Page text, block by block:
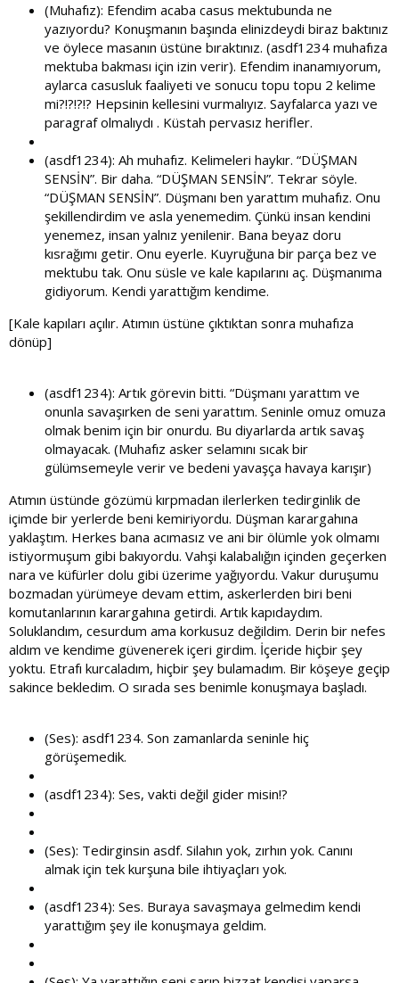
(Muhafız): Efendim acaba casus mektubunda ne
yazıyordu? Konuşmanın başında elinizdeydi biraz baktınız
ve öylece masanın üstüne bıraktınız. (asdf1234 muhafıza
mektuba bakması için izin verir). Efendim inanamıyorum,
aylarca casusluk faaliyeti ve sonucu topu topu 2 kelime
mi?!?!?!? Hepsinin kellesini vurmalıyız. Sayfalarca yazı ve
paragraf olmalıydı . Küstah pervasız herifler.
(asdf1234): Ah muhafız. Kelimeleri haykır. “DÜŞMAN
SENSİN”. Bir daha. “DÜŞMAN SENSİN”. Tekrar söyle.
“DÜŞMAN SENSİN”. Düşmanı ben yarattım muhafız. Onu
şekillendirdim ve asla yenemedim. Çünkü insan kendini
yenemez, insan yalnız yenilenir. Bana beyaz doru
kısrağımı getir. Onu eyerle. Kuyruğuna bir parça bez ve
mektubu tak. Onu süsle ve kale kapılarını aç. Düşmanıma
gidiyorum. Kendi yarattığım kendime.
[Kale kapıları açılır. Atımın üstüne çıktıktan sonra muhafıza
dönüp]
(asdf1234): Artık görevin bitti. “Düşmanı yarattım ve
onunla savaşırken de seni yarattım. Seninle omuz omuza
olmak benim için bir onurdu. Bu diyarlarda artık savaş
olmayacak. (Muhafız asker selamını sıcak bir
gülümsemeyle verir ve bedeni yavaşça havaya karışır)
Atımın üstünde gözümü kırpmadan ilerlerken tedirginlik de
içimde bir yerlerde beni kemiriyordu. Düşman karargahına
yaklaştım. Herkes bana acımasız ve ani bir ölümle yok olmamı
istiyormuşum gibi bakıyordu. Vahşi kalabalığın içinden geçerken
nara ve küfürler dolu gibi üzerime yağıyordu. Vakur duruşumu
bozmadan yürümeye devam ettim, askerlerden biri beni
komutanlarının karargahına getirdi. Artık kapıdaydım.
Soluklandım, cesurdum ama korkusuz değildim. Derin bir nefes
aldım ve kendime güvenerek içeri girdim. İçeride hiçbir şey
yoktu. Etrafı kurcaladım, hiçbir şey bulamadım. Bir köşeye geçip
sakince bekledim. O sırada ses benimle konuşmaya başladı.
(Ses): asdf1234. Son zamanlarda seninle hiç
görüşemedik.
(asdf1234): Ses, vakti değil gider misin!?
(Ses): Tedirginsin asdf. Silahın yok, zırhın yok. Canını
almak için tek kurşuna bile ihtiyaçları yok.
(asdf1234): Ses. Buraya savaşmaya gelmedim kendi
yarattığım şey ile konuşmaya geldim.